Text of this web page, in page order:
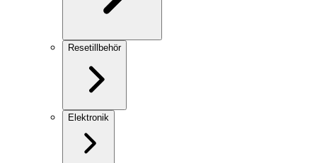
Resetillbehör
Elektronik